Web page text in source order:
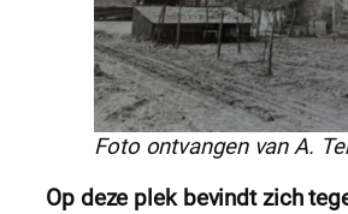
Foto ontvangen van A.
Op deze plek bevindt zich